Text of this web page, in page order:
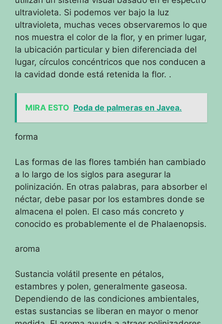
ultravioleta. Si podemos ver bajo la luz
ultravioleta, muchas veces observaremos lo que
nos muestra el color de la flor, y en primer lugar,
la ubicación particular y bien diferenciada del
lugar, círculos concéntricos que nos conducen a
la cavidad donde está retenida la flor. .
MIRA ESTO Poda de palmeras en Javea.
forma
Las formas de las flores también han cambiado
a lo largo de los siglos para asegurar la
polinización. En otras palabras, para absorber el
néctar, debe pasar por los estambres donde se
almacena el polen. El caso más concreto y
conocido es probablemente el de Phalaenopsis.
aroma
Sustancia volátil presente en pétalos,
estambres y polen, generalmente gaseosa.
Dependiendo de las condiciones ambientales,
estas sustancias se liberan en mayor o menor